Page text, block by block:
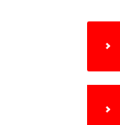
OPTIONS